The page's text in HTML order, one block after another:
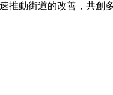
動街道的改善，共創